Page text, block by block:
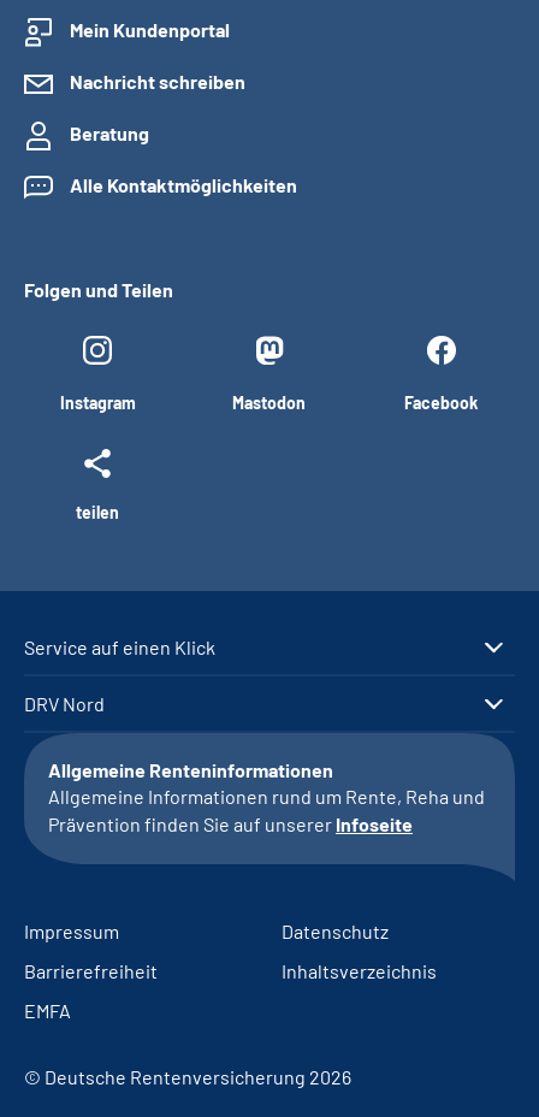
Mein Kundenportal
Nachricht schreiben
Beratung
Alle Kontaktmöglichkeiten
Folgen und Teilen
Instagram Mastodon Facebook
teilen
Service auf einen Klick
DRV Nord
Allgemeine Renteninformationen
Allgemeine Informationen rund um Rente, Reha und
Prävention finden Sie auf unserer Infoseite
Impressum
Datenschutz
Barrierefreiheit
Inhaltsverzeichnis
EMFA
© Deutsche Rentenversicherung 2026